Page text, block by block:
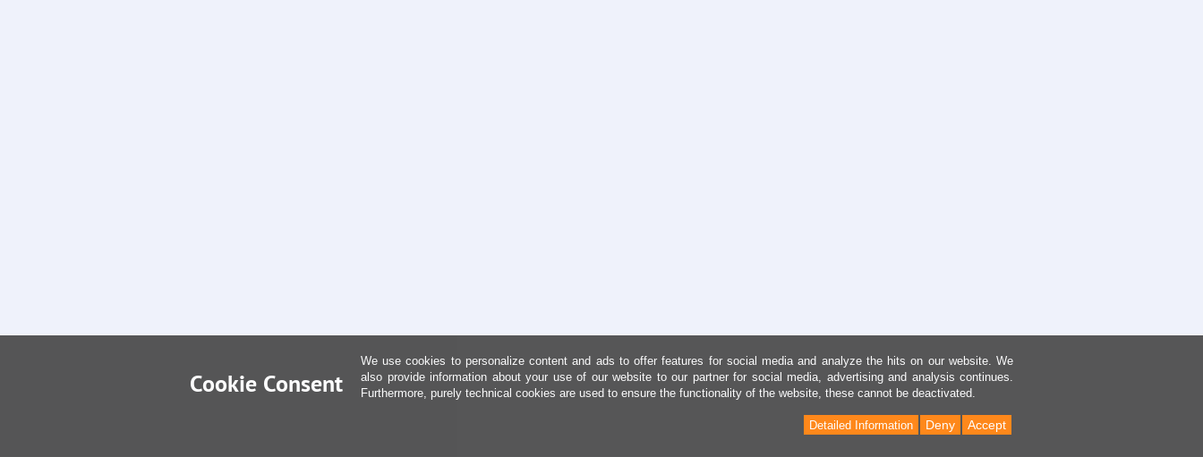
Cookie Consent
We use cookies to personalize content and ads to offer features for social media and analyze the hits on our website. We
also provide information about your use of our website to our partner for social media, advertising and analysis continues.
Furthermore, purely technical cookies are used to ensure the functionality of the website, these cannot be deactivated.
Accept
Deny
Detailed Information